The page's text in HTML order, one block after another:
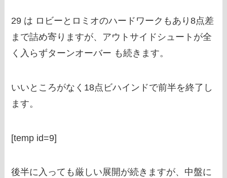
29 は ロビーとロミオのハードワークもあり8点差
まで詰め寄りますが、アウトサイドシュートが全
く入らずターンオーバー も続きます。
いいところがなく18点ビハインドで前半を終了し
ます。
[temp id=9]
後半に入っても厳しい展開が続きますが、中盤に